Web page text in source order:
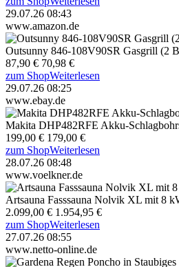
29.07.26 08:43
www.amazon.de
Outsunny 846-108V90SR Gasgrill (2
87,90 € 70,98 €
zum ShopWeiterlesen
29.07.26 08:25
www.ebay.de
Makita DHP482RFE Akku-
199,00 € 179,00 €
zum ShopWeiterlesen
28.07.26 08:48
www.voelkner.de
Artsauna Fasssauna Nolvik XL mit 8
2.099,00 € 1.954,95 €
zum ShopWeiterlesen
27.07.26 08:55
www.netto-online.de